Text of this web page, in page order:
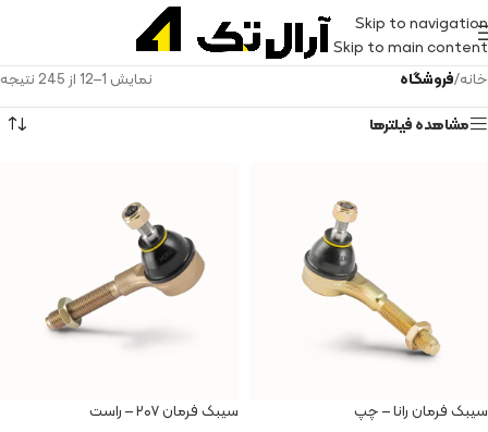
Skip to navigation
Skip to main content
خانه/فروشگاه
نمایش 1–12 از 245 نتیجه
مشاهده فیلترها
سیبک فرمان رانا – چپ
سیبک فرمان ۲۰۷ – راست